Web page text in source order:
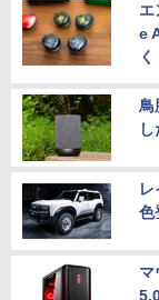
エ
e
く
鳥
し
色
マ